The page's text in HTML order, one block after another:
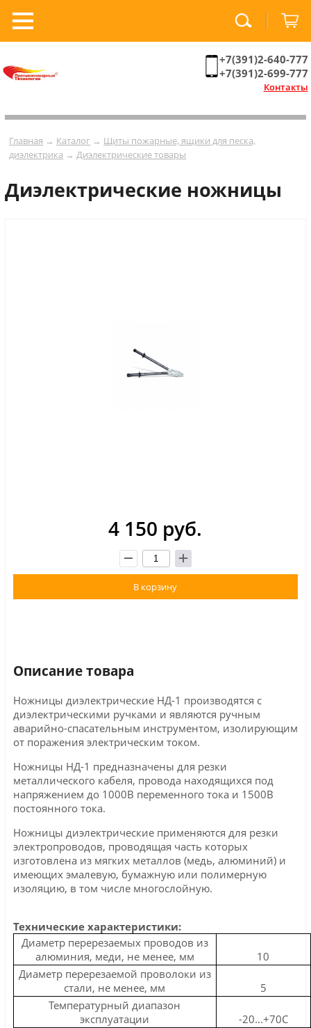
+7(391)2-640-777
+7(391)2-699-777
Контакты
Главная → Каталог → Щиты пожарные, ящики для песка,
диэлектрика →Диэлектрические товары
Диэлектрические ножницы
4 150 руб.
В корзину
Описание товара
Ножницы диэлектрические НД-1 производятся с
диэлектрическими ручками и являются ручным
аварийно-спасательным инструментом, изолирующим
от поражения электрическим током.
Ножницы НД-1 предназначены для резки
металлического кабеля, провода находящихся под
напряжением до 1000В переменного тока и 1500В
постоянного тока.
Ножницы диэлектрические применяются для резки
электропроводов, проводящая часть которых
изготовлена из мягких металлов (медь, алюминий) и
имеющих эмалевую, бумажную или полимерную
изоляцию, в том числе многослойную.
Технические характеристики:
Диаметр перерезаемых проводов из
алюминия, меди, не менее, мм
10
Диаметр перерезаемой проволоки из
стали, не менее, мм
5
Температурный диапазон
эксплуатации
-20...+70С